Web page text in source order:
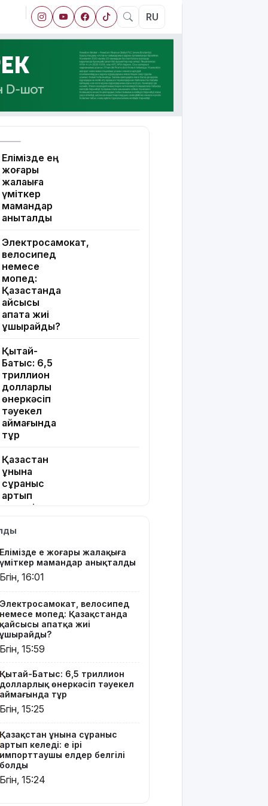
RU
Елімізде ең
жоғары
жалақыға
үміткер
мамандар
анықталды
Электросамокат,
велосипед
немесе
мопед:
Қазақстанда
қайсысы
апатқа жиі
ұшырайды?
Қытай-
Батыс: 6,5
триллион
долларлық
өнеркәсіп
тәуекел
аймағында
тұр
Қазақстан
ұнына
сұраныс
артып
келеді: ең
импорттаушы
белгілі
болды
Қазақстан
Dongfeng
Motor
компаниясымен
жаңа
жобаларды
жүзеге
асыруға
мүдделі
Мемлекеттік
білім
гранттарының
басым
бөлігі қай
Елімізде ең жоғары жалақыға
үміткер мамандар анықталды
Бүгін, 16:01
Электросамокат, велосипед
немесе мопед: Қазақстанда
қайсысы апатқа жиі
ұшырайды?
Бүгін, 15:59
Қытай-Батыс: 6,5 триллион
долларлық өнеркәсіп тәуекел
аймағында тұр
Бүгін, 15:25
Қазақстан ұнына сұраныс
артып келеді: ең ірі
импорттаушы елдер белгілі
болды
Бүгін, 15:24